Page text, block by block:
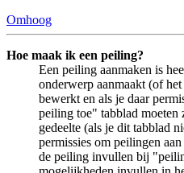
Omhoog
Hoe maak ik een peiling?
Een peiling aanmaken is
onderwerp aanmaakt (of
bewerkt en als je daar
peiling toe" tabblad moeten
gedeelte (als je dit tabblad
permissies om peilingen
de peiling invullen bij